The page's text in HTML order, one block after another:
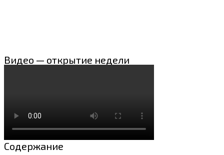
Видео — открытие недели
Содержание